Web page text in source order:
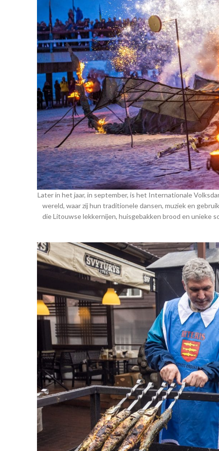
Later in het jaar, in september, is het Internationale
wereld, waar zij hun traditionele dansen, muziek en
die Litouwse lekkernijen, huisgebakken brood en unieke